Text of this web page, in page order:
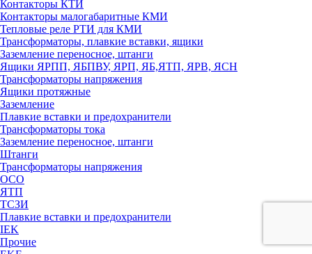
Контакторы КТИ
Контакторы малогабаритные КМИ
Тепловые реле РTИ для КМИ
Трансформаторы, плавкие вставки, ящики
Заземление переносное, штанги
Ящики ЯРПП, ЯБПВУ, ЯРП, ЯБ,ЯТП, ЯРВ, ЯСН
Трансформаторы напряжения
Ящики протяжные
Заземление
Плавкие вставки и предохранители
Трансформаторы тока
Заземление переносное, штанги
Штанги
Трансформаторы напряжения
ОСО
ЯТП
ТСЗИ
Плавкие вставки и предохранители
IEK
Прочие